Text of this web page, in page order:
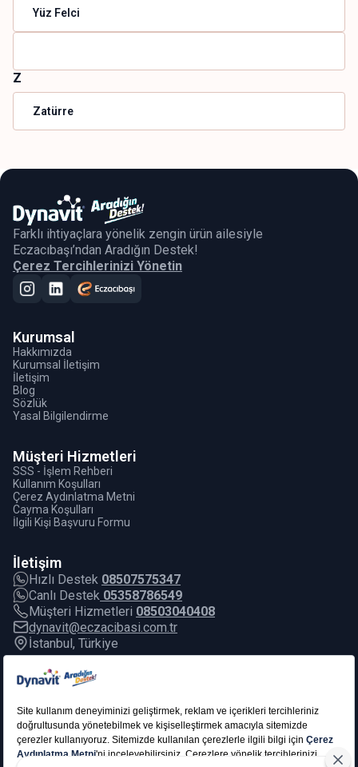
Yüz Felci
Z
Zatürre
Farklı ihtiyaçlara yönelik zengin ürün ailesiyle
Eczacıbaşı’ndan Aradığın Destek!
Çerez Tercihlerinizi Yönetin
Kurumsal
Hakkımızda
Kurumsal İletişim
İletişim
Blog
Sözlük
Yasal Bilgilendirme
Müşteri Hizmetleri
SSS - İşlem Rehberi
Kullanım Koşulları
Çerez Aydınlatma Metni
Cayma Koşulları
İlgili Kişi Başvuru Formu
İletişim
Hızlı Destek 08507575347
Canlı Destek 05358786549
Müşteri Hizmetleri 08503040408
dynavit@eczacibasi.com.tr
İstanbul, Türkiye
E-Bülten
bültene kayıt olun!